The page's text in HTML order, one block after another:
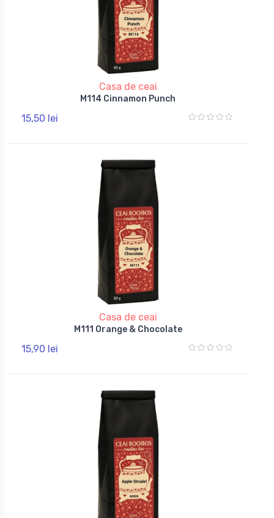
Casa de ceai
M114 Cinnamon Punch
15,50 lei
Casa de ceai
M111 Orange & Chocolate
15,90 lei